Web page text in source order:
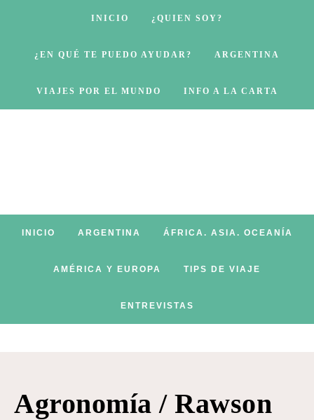
INICIO ¿QUIEN SOY?
¿EN QUÉ TE PUEDO AYUDAR? ARGENTINA
VIAJES POR EL MUNDO INFO A LA CARTA
INICIO ARGENTINA ÁFRICA. ASIA. OCEANÍA
AMÉRICA Y EUROPA TIPS DE VIAJE
ENTREVISTAS
Agronomía / Rawson